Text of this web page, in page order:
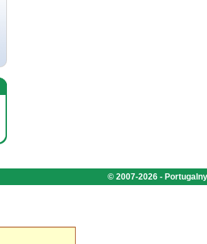
© 2007-2026 -